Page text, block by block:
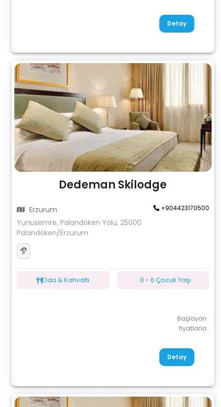
Detay
Dedeman Skilodge
Erzurum +904423170500
Yunusemre, Palandöken Yolu, 25000
Palandöken/Erzurum
Oda & Kahvaltı 0 - 6 Çocuk Yaşı
Başlayan
fiyatlarla
Detay